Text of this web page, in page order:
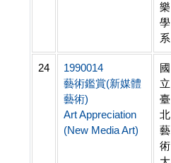
樂
學
系
24
1990014
藝術鑑賞(新媒體
藝術)
Art Appreciation
(New Media Art)
國
立
臺
北
藝
術